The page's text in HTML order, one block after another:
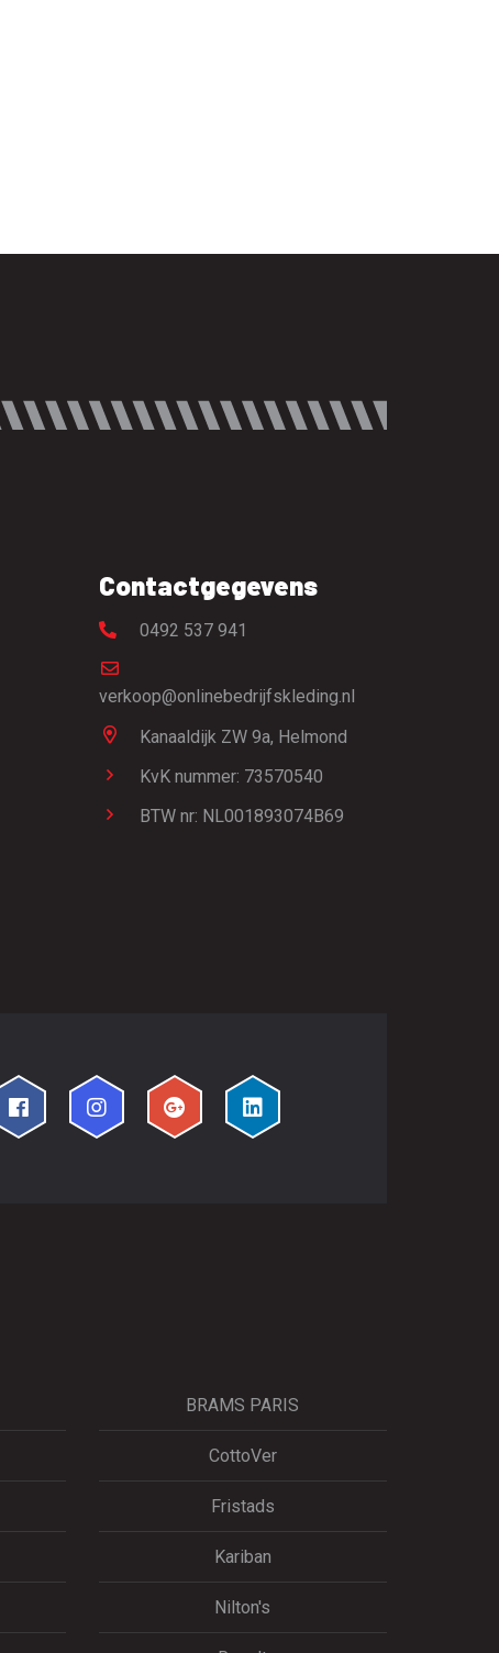
Contactgegevens
0492 537 941
verkoop@onlinebedrijfskleding.nl
Kanaaldijk ZW 9a, Helmond
KvK nummer: 73570540
BTW nr: NL001893074B69
BRAMS PARIS
CottoVer
Fristads
Kariban
Nilton's